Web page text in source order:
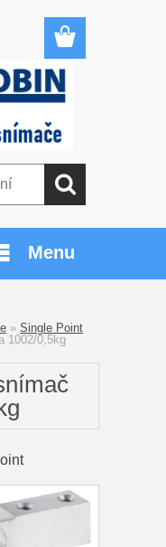
Menu
» Single Point
1002/0,5kg